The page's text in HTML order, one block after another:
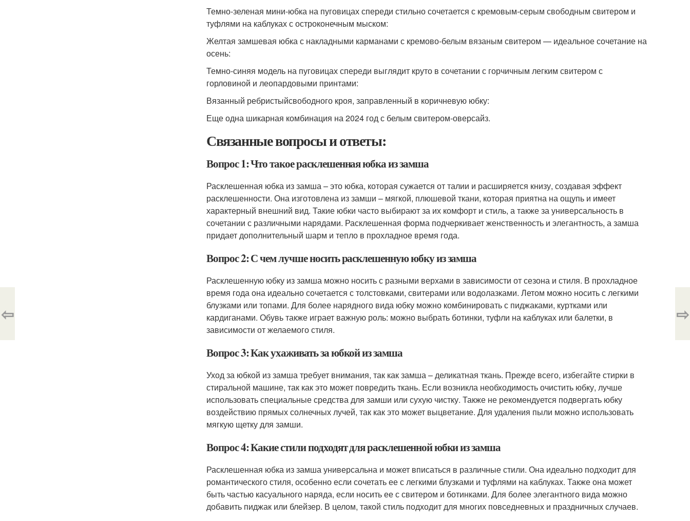
Темно-зеленая мини-юбка на пуговицах спереди стильно сочетается с кремовым-серым свободным свитером и
туфлями на каблуках с остроконечным мыском:
Желтая замшевая юбка с накладными карманами с кремово-белым вязаным свитером — идеальное сочетание на
осень:
Темно-синяя модель на пуговицах спереди выглядит круто в сочетании с горчичным легким свитером с
горловиной и леопардовыми принтами:
Вязанный ребристыйсвободного кроя, заправленный в коричневую юбку:
Еще одна шикарная комбинация на 2024 год с белым свитером-оверсайз.
Связанные вопросы и ответы:
Вопрос 1: Что такое расклешенная юбка из замша
Расклешенная юбка из замша – это юбка, которая сужается от талии и расширяется книзу, создавая эффект
расклешенности. Она изготовлена из замши – мягкой, плюшевой ткани, которая приятна на ощупь и имеет
характерный внешний вид. Такие юбки часто выбирают за их комфорт и стиль, а также за универсальность в
сочетании с различными нарядами. Расклешенная форма подчеркивает женственность и элегантность, а замша
придает дополнительный шарм и тепло в прохладное время года.
Вопрос 2: С чем лучше носить расклешенную юбку из замша
Расклешенную юбку из замша можно носить с разными верхами в зависимости от сезона и стиля. В прохладное
время года она идеально сочетается с толстовками, свитерами или водолазками. Летом можно носить с легкими
блузками или топами. Для более нарядного вида юбку можно комбинировать с пиджаками, куртками или
кардиганами. Обувь также играет важную роль: можно выбрать ботинки, туфли на каблуках или балетки, в
зависимости от желаемого стиля.
Вопрос 3: Как ухаживать за юбкой из замша
Уход за юбкой из замша требует внимания, так как замша – деликатная ткань. Прежде всего, избегайте стирки в
стиральной машине, так как это может повредить ткань. Если возникла необходимость очистить юбку, лучше
использовать специальные средства для замши или сухую чистку. Также не рекомендуется подвергать юбку
воздействию прямых солнечных лучей, так как это может выцветание. Для удаления пыли можно использовать
мягкую щетку для замши.
Вопрос 4: Какие стили подходят для расклешенной юбки из замша
Расклешенная юбка из замша универсальна и может вписаться в различные стили. Она идеально подходит для
романтического стиля, особенно если сочетать ее с легкими блузками и туфлями на каблуках. Также она может
быть частью касуального наряда, если носить ее с свитером и ботинками. Для более элегантного вида можно
добавить пиджак или блейзер. В целом, такой стиль подходит для многих повседневных и праздничных случаев.
⇦ ⇨